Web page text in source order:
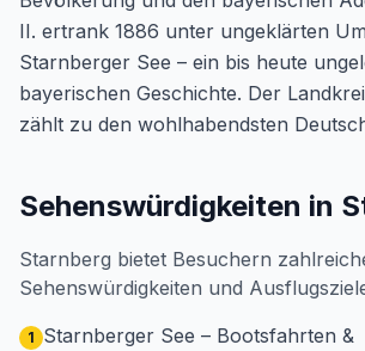
II. ertrank 1886 unter ungeklärten
Starnberger See – ein bis heute
bayerischen Geschichte. Der
zählt zu den wohlhabendsten
Sehenswürdigkeiten in
Starnberg bietet Besuchern
Sehenswürdigkeiten und
1 Starnberger See – Bootsfahrten &